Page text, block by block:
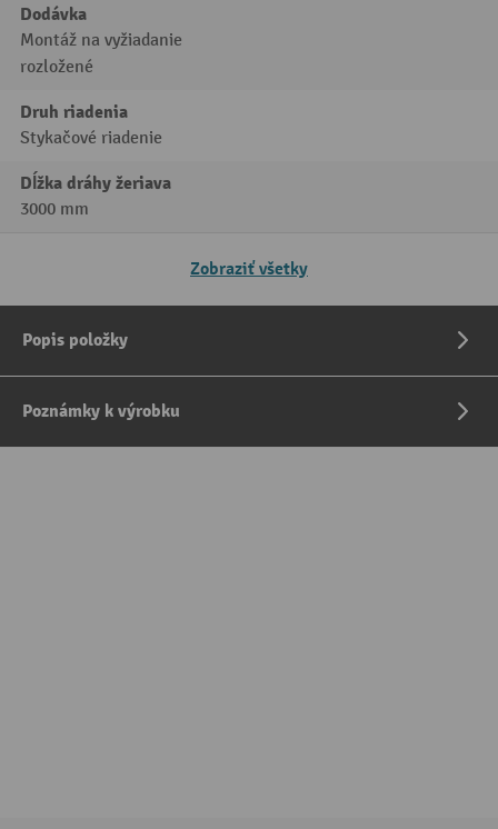
Dodávka
Montáž na vyžiadanie
rozložené
Druh riadenia
Stykačové riadenie
Dĺžka dráhy žeriava
3000 mm
Zobraziť všetky
Popis položky
Poznámky k výrobku